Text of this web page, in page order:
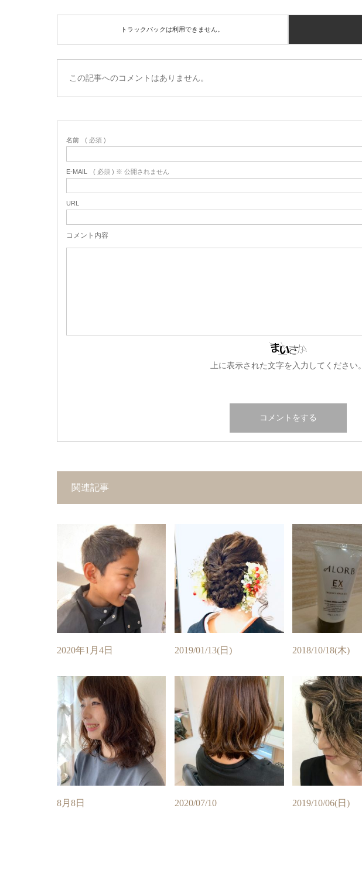
トラックバックは利用できません。
この記事へのコメントはありません。
名前 ( 必須 )
E-MAIL ( 必須 ) ※ 公開されません
URL
コメント内容
上に表示された文字を入力してください。
関連記事
2020年1月4日 2019/01/13(日) 2018/10/18(木)
8月8日 2020/07/10 2019/10/06(日)